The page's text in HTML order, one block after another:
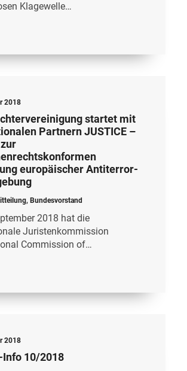
Klagewelle…
2018
startet mit
Partnern JUSTICE –
europäischer Antiterror-
, Bundesvorstand
2018 hat die
Juristenkommission
Commission of…
2018
Info 10/2018